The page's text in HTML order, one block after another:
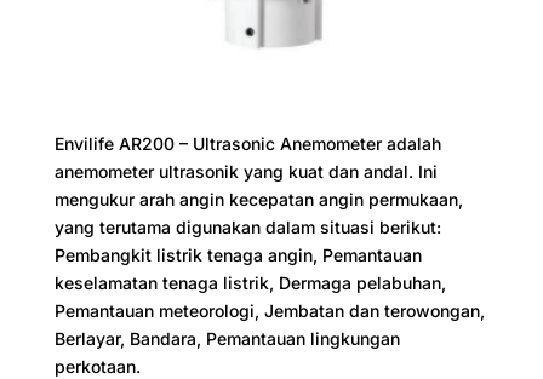
Envilife AR200 – Ultrasonic Anemometer adalah
anemometer ultrasonik yang kuat dan andal. Ini
mengukur arah angin kecepatan angin permukaan,
yang terutama digunakan dalam situasi berikut:
Pembangkit listrik tenaga angin, Pemantauan
keselamatan tenaga listrik, Dermaga pelabuhan,
Pemantauan meteorologi, Jembatan dan terowongan,
Berlayar, Bandara, Pemantauan lingkungan
perkotaan.